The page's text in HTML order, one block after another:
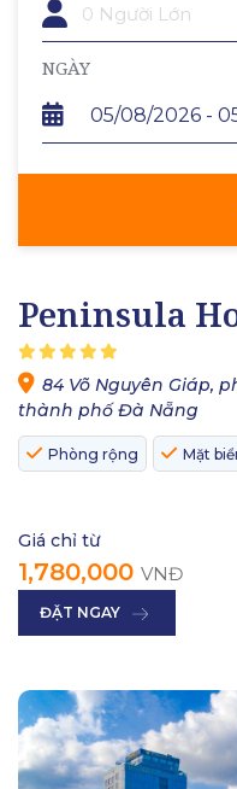
NGÀY
Peninsula
84 Võ Nguyên Giáp,
thành phố Đà Nẵng
Phòng rộng Mặt
Giá chỉ từ
1,780,000 VNĐ
ĐẶT NGAY